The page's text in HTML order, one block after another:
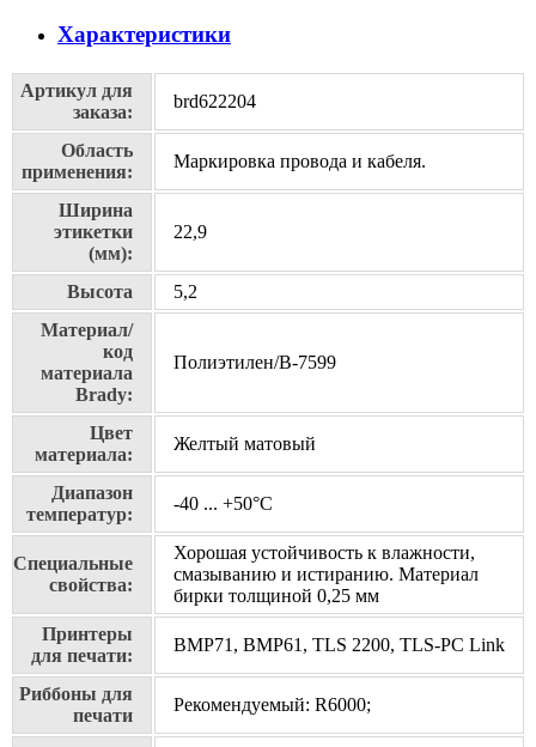
Характеристики
Артикул для
заказа:
brd622204
Область
применения:
Маркировка провода и кабеля.
Ширина
этикетки
(мм):
22,9
Высота
5,2
Материал/
код
материала
Brady:
Полиэтилен/В-7599
Цвет
материала:
Желтый матовый
Диапазон
температур:
-40 ... +50°С
Специальные
свойства:
Хорошая устойчивость к влажности,
смазыванию и истиранию. Материал
бирки толщиной 0,25 мм
Принтеры
для печати:
BMP71, BMP61, TLS 2200, TLS-PC Link
Риббоны для
печати
Рекомендуемый: R6000;